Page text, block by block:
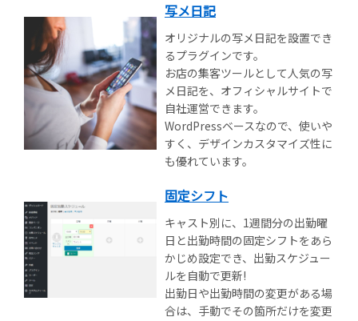
写メ日記
オリジナルの写メ日記を設置でき
るプラグインです。
お店の集客ツールとして人気の写
メ日記を、オフィシャルサイトで
自社運営できます。
WordPressベースなので、使いや
すく、デザインカスタマイズ性に
も優れています。
固定シフト
キャスト別に、1週間分の出勤曜
日と出勤時間の固定シフトをあら
かじめ設定でき、出勤スケジュー
ルを自動で更新!
出勤日や出勤時間の変更がある場
合は、手動でその箇所だけを変更